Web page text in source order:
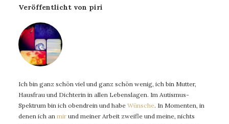
Veröffentlicht von piri
Ich bin ganz schön viel und ganz schön wenig, ich bin Mutter,
Hausfrau und Dichterin in allen Lebenslagen. Im Autismus-
Spektrum bin ich obendrein und habe Wünsche. In Momenten, in
denen ich an mir und meiner Arbeit zweifle und meine, nichts